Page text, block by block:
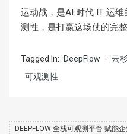
运动战，是AI 时代 IT 运
测性，是打赢这场仗的完整
Tagged In: DeepFlow - 云
可观测性
DEEPFLOW 全栈可观测平台 赋能